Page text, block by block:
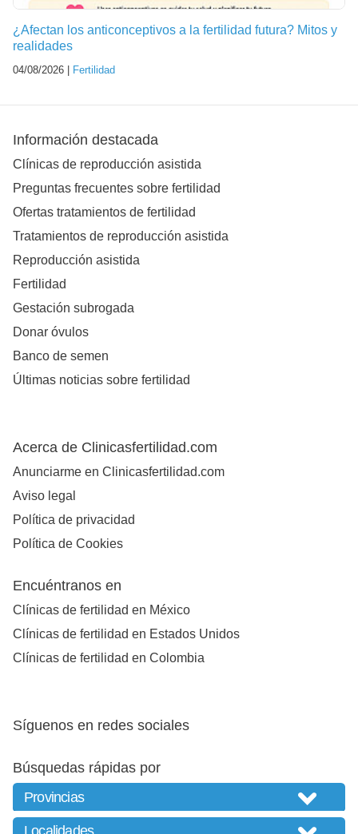
¿Afectan los anticonceptivos a la fertilidad futura? Mitos y
realidades
04/08/2026 | Fertilidad
Información destacada
Clínicas de reproducción asistida
Preguntas frecuentes sobre fertilidad
Ofertas tratamientos de fertilidad
Tratamientos de reproducción asistida
Reproducción asistida
Fertilidad
Gestación subrogada
Donar óvulos
Banco de semen
Últimas noticias sobre fertilidad
Acerca de Clinicasfertilidad.com
Anunciarme en Clinicasfertilidad.com
Aviso legal
Política de privacidad
Política de Cookies
Encuéntranos en
Clínicas de fertilidad en México
Clínicas de fertilidad en Estados Unidos
Clínicas de fertilidad en Colombia
Síguenos en redes sociales
Búsquedas rápidas por